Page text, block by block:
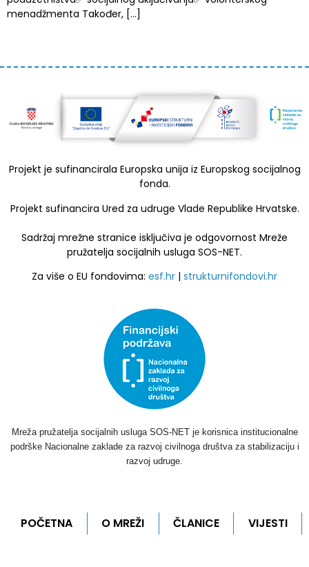
menadžmenta Također, […]
Projekt je sufinancirala Europska unija iz Europskog socijalnog
fonda.
Projekt sufinancira Ured za udruge Vlade Republike Hrvatske.
Sadržaj mrežne stranice isključiva je odgovornost Mreže
pružatelja socijalnih usluga SOS-NET.
Za više o EU fondovima: esf.hr | strukturnifondovi.hr
Mreža pružatelja socijalnih usluga SOS-NET je korisnica institucionalne
podrške Nacionalne zaklade za razvoj civilnoga društva za stabilizaciju i
razvoj udruge.
POČETNA O MREŽI ČLANICE VIJESTI